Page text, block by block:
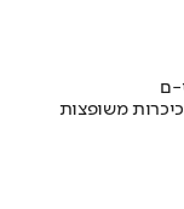
ם
משופצות